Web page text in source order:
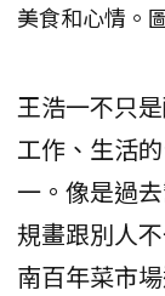
美食和心情。
王浩一不只
工作、生活
一。像是過
規畫跟別人
南百年菜市